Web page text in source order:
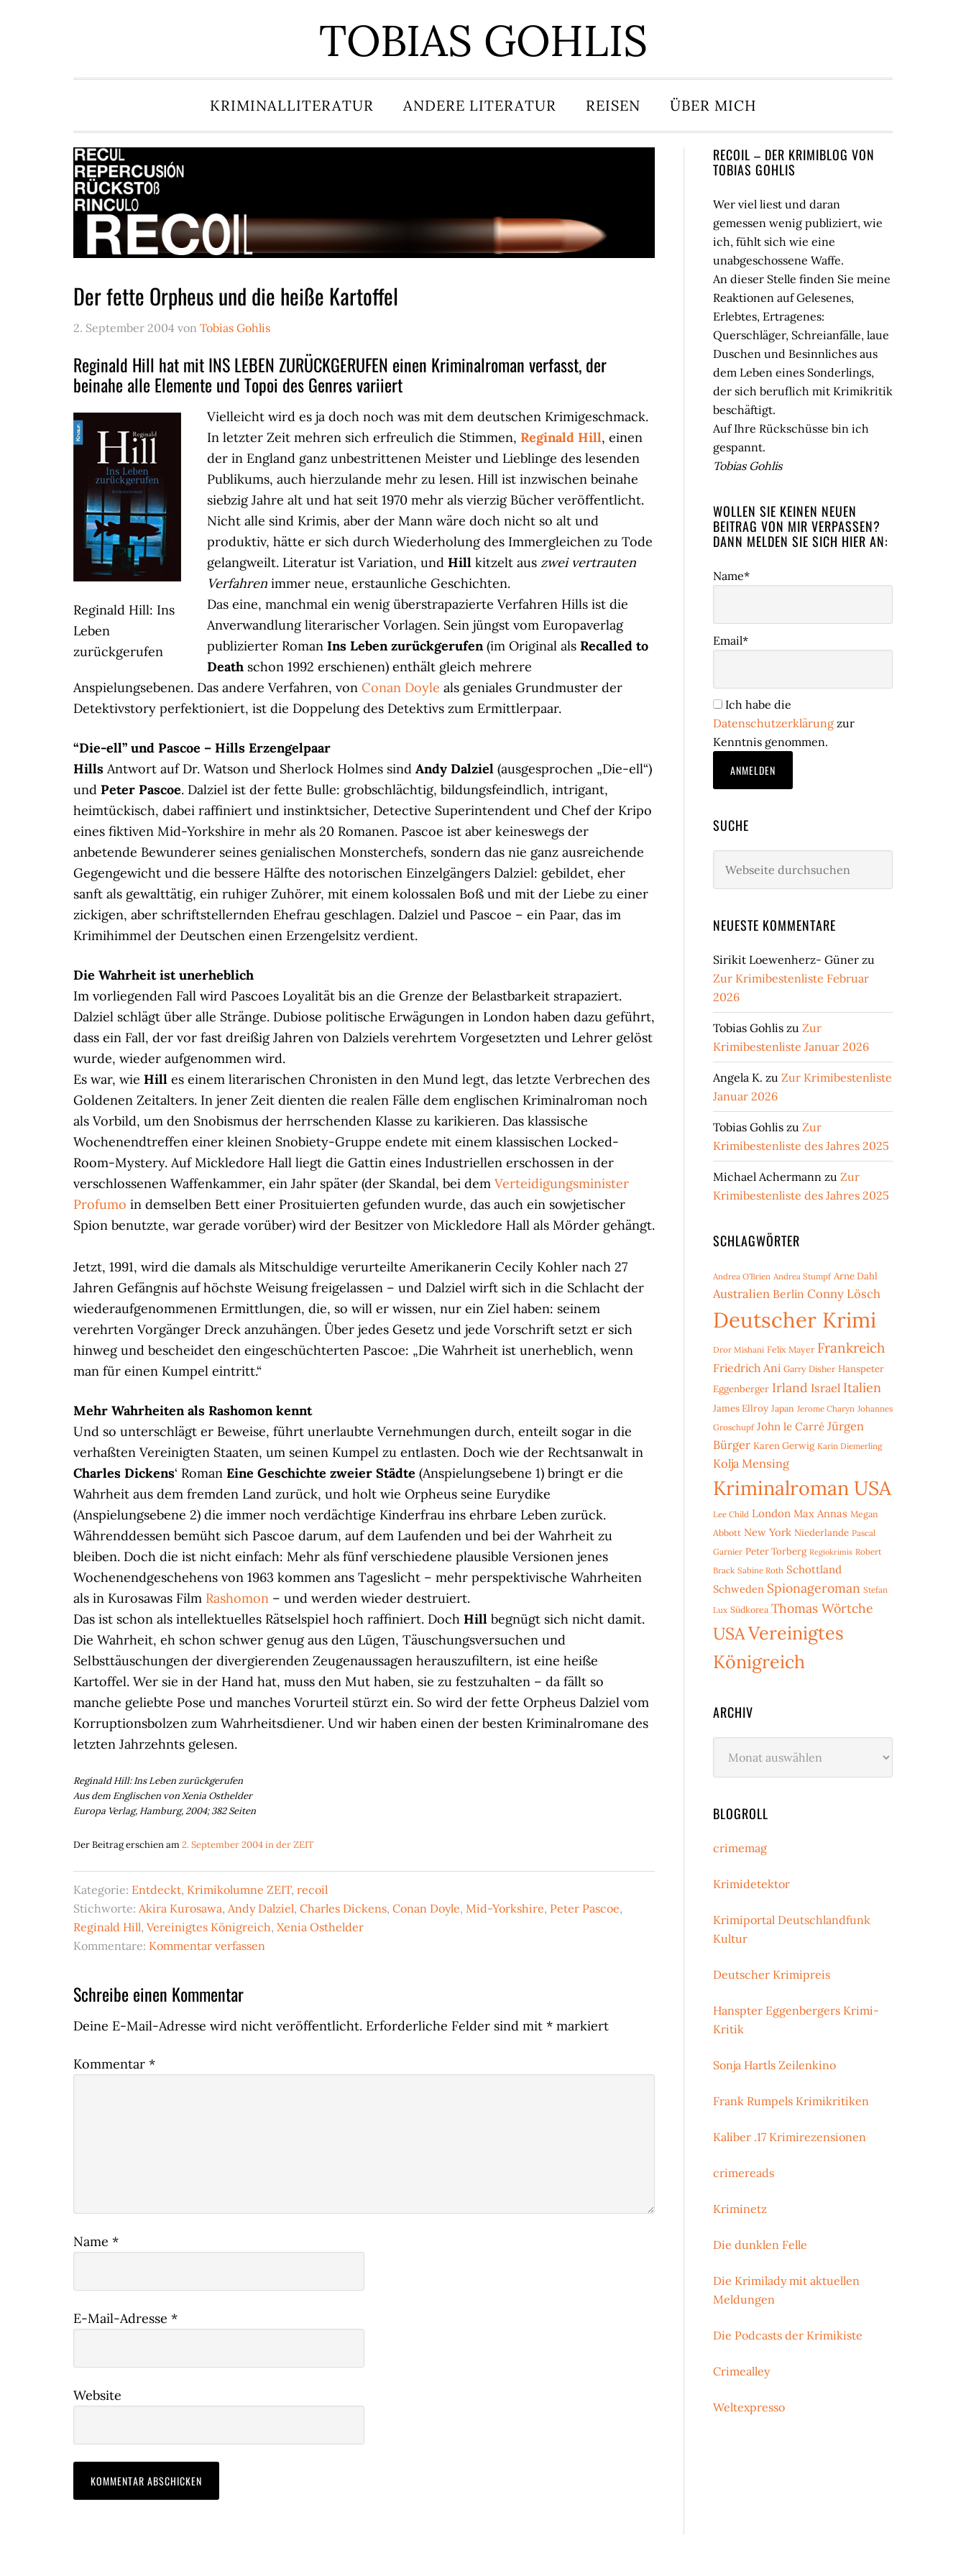
TOBIAS GOHLIS
KRIMINALLITERATUR ANDERE LITERATUR REISEN ÜBER MICH
Der fette Orpheus und die heiße Kartoffel
2. September 2004 von Tobias Gohlis
Reginald Hill hat mit INS LEBEN ZURÜCKGERUFEN einen Kriminalroman verfasst, der
beinahe alle Elemente und Topoi des Genres variiert
Reginald Hill: Ins
Leben
zurückgerufen
Vielleicht wird es ja doch noch was mit dem deutschen Krimigeschmack.
In letzter Zeit mehren sich erfreulich die Stimmen, Reginald Hill, einen
der in England ganz unbestrittenen Meister und Lieblinge des lesenden
Publikums, auch hierzulande mehr zu lesen. Hill ist inzwischen beinahe
siebzig Jahre alt und hat seit 1970 mehr als vierzig Bücher veröffentlicht.
Nicht alle sind Krimis, aber der Mann wäre doch nicht so alt und
produktiv, hätte er sich durch Wiederholung des Immergleichen zu Tode
gelangweilt. Literatur ist Variation, und Hill kitzelt aus zwei vertrauten
Verfahren immer neue, erstaunliche Geschichten.
Das eine, manchmal ein wenig überstrapazierte Verfahren Hills ist die
Anverwandlung literarischer Vorlagen. Sein jüngst vom Europaverlag
publizierter Roman Ins Leben zurückgerufen(im Original als Recalled to
Death schon 1992 erschienen) enthält gleich mehrere
Anspielungsebenen. Das andere Verfahren, von Conan Doyle als geniales Grundmuster der
Detektivstory perfektioniert, ist die Doppelung des Detektivs zum Ermittlerpaar.
“Die-ell” und Pascoe – Hills Erzengelpaar
Hills Antwort auf Dr. Watson und Sherlock Holmes sind Andy Dalziel (ausgesprochen „Die-ell“)
und Peter Pascoe. Dalziel ist der fette Bulle: grobschlächtig, bildungsfeindlich, intrigant,
heimtückisch, dabei raffiniert und instinktsicher, Detective Superintendent und Chef der Kripo
eines fiktiven Mid-Yorkshire in mehr als 20 Romanen. Pascoe ist aber keineswegs der
anbetende Bewunderer seines genialischen Monsterchefs, sondern das nie ganz ausreichende
Gegengewicht und die bessere Hälfte des notorischen Einzelgängers Dalziel: gebildet, eher
sanft als gewalttätig, ein ruhiger Zuhörer, mit einem kolossalen Boß und mit der Liebe zu einer
zickigen, aber schriftstellernden Ehefrau geschlagen. Dalziel und Pascoe – ein Paar, das im
Krimihimmel der Deutschen einen Erzengelsitz verdient.
Die Wahrheit ist unerheblich
Im vorliegenden Fall wird Pascoes Loyalität bis an die Grenze der Belastbarkeit strapaziert.
Dalziel schlägt über alle Stränge. Dubiose politische Erwägungen in London haben dazu geführt,
dass ein Fall, der vor fast dreißig Jahren von Dalziels verehrtem Vorgesetzten und Lehrer gelöst
wurde, wieder aufgenommen wird.
Es war, wie Hill es einem literarischen Chronisten in den Mund legt, das letzte Verbrechen des
Goldenen Zeitalters. In jener Zeit dienten die realen Fälle dem englischen Kriminalroman noch
als Vorbild, um den Snobismus der herrschenden Klasse zu karikieren. Das klassische
Wochenendtreffen einer kleinen Snobiety-Gruppe endete mit einem klassischen Locked-
Room-Mystery. Auf Mickledore Hall liegt die Gattin eines Industriellen erschossen in der
verschlossenen Waffenkammer, ein Jahr später (der Skandal, bei dem Verteidigungsminister
Profumo in demselben Bett einer Prosituierten gefunden wurde, das auch ein sowjetischer
Spion benutzte, war gerade vorüber) wird der Besitzer von Mickledore Hall als Mörder gehängt.
Jetzt, 1991, wird die damals als Mitschuldige verurteilte Amerikanerin Cecily Kohler nach 27
Jahren Gefängnis auf höchste Weisung freigelassen – und Dalziel wirft sich in die Schlacht der
wiederaufgenommenen Ermittlungen, die, so will er wissen, nur ein Ziel haben: seinem
verehrten Vorgänger Dreck anzuhängen. Über jedes Gesetz und jede Vorschrift setzt er sich
hinweg und bescheidet den eingeschüchterten Pascoe: „Die Wahrheit ist unerheblich, wenn
man für einen Kumpel eintritt.“
Mehr Wahrheiten als Rashomon kennt
Und so unterschlägt er Beweise, führt unerlaubte Vernehmungen durch, enteilt sogar in die
verhaßten Vereinigten Staaten, um seinen Kumpel zu entlasten. Doch wie der Rechtsanwalt in
Charles Dickens‘ Roman Eine Geschichte zweier Städte (Anspielungsebene 1) bringt er die
Wahrheit aus dem fremden Land zurück, und holt wie Orpheus seine Eurydike
(Anspielungsebene 2) die immer noch verdächtige Kinderfrau ins ehrbare Leben zurück.
Währenddessen bemüht sich Pascoe darum, auf dem Laufenden und bei der Wahrheit zu
bleiben. Doch die ist nicht einfach: Mehr als fünf verschiedene plausible Versionen jenes
Wochenendgeschehens von 1963 kommen ans Tageslicht – mehr perspektivische Wahrheiten
als in Kurosawas Film Rashomon – und werden wieder destruiert.
Das ist schon als intellektuelles Rätselspiel hoch raffiniert. Doch Hill begnügt sich nicht damit.
Die Wahrheit, eh schon schwer genug aus den Lügen, Täuschungsversuchen und
Selbsttäuschungen der divergierenden Zeugenaussagen herauszufiltern, ist eine heiße
Kartoffel. Wer sie in der Hand hat, muss den Mut haben, sie zu festzuhalten – da fällt so
manche geliebte Pose und manches Vorurteil stürzt ein. So wird der fette Orpheus Dalziel vom
Korruptionsbolzen zum Wahrheitsdiener. Und wir haben einen der besten Kriminalromane des
letzten Jahrzehnts gelesen.
Reginald Hill: Ins Leben zurückgerufen
Aus dem Englischen von Xenia Osthelder
Europa Verlag, Hamburg, 2004; 382 Seiten
Der Beitrag erschien am2. September 2004 in der ZEIT
Kategorie: Entdeckt, Krimikolumne ZEIT, recoil
Stichworte: Akira Kurosawa, Andy Dalziel, Charles Dickens, Conan Doyle, Mid-Yorkshire, Peter Pascoe,
Reginald Hill, Vereinigtes Königreich, Xenia Osthelder
Kommentare: Kommentar verfassen
Leser-
Interaktionen
Schreibe einen Kommentar
Deine E-Mail-Adresse wird nicht veröffentlicht. Erforderliche Felder sind mit * markiert
Kommentar *
Name *
E-Mail-Adresse *
Website
Seitenspalte
RECOIL – DER KRIMIBLOG VON
TOBIAS GOHLIS
Wer viel liest und daran
gemessen wenig publiziert, wie
ich, fühlt sich wie eine
unabgeschossene Waffe.
An dieser Stelle finden Sie meine
Reaktionen auf Gelesenes,
Erlebtes, Ertragenes:
Querschläger, Schreianfälle, laue
Duschen und Besinnliches aus
dem Leben eines Sonderlings,
der sich beruflich mit Krimikritik
beschäftigt.
Auf Ihre Rückschüsse bin ich
gespannt.
Tobias Gohlis
WOLLEN SIE KEINEN NEUEN
BEITRAG VON MIR VERPASSEN?
DANN MELDEN SIE SICH HIER AN:
Name*
Email*
Ich habe die
Datenschutzerklärung zur
Kenntnis genommen.
SUCHE
durchsuchen
NEUESTE KOMMENTARE
Sirikit Loewenherz- Güner zu
Zur Krimibestenliste Februar
2026
Tobias Gohlis zu Zur
Krimibestenliste Januar 2026
Angela K. zu Zur Krimibestenliste
Januar 2026
Tobias Gohlis zu Zur
Krimibestenliste des Jahres 2025
Michael Achermann zu Zur
Krimibestenliste des Jahres 2025
SCHLAGWÖRTER
Andrea O'Brien Andrea Stumpf Arne Dahl
Australien Berlin Conny Lösch
Deutscher Krimi
Dror Mishani Felix Mayer Frankreich
Friedrich Ani Garry Disher Hanspeter
Eggenberger Irland Israel Italien
James Ellroy Japan Jerome Charyn Johannes
Groschupf John le Carré Jürgen
Bürger Karen Gerwig Karin Diemerling
Kolja Mensing
Kriminalroman USA
Lee Child London Max Annas Megan
Abbott New York Niederlande Pascal
Garnier Peter Torberg Regiokrimis Robert
Brack Sabine Roth Schottland
Schweden Spionageroman Stefan
Lux Südkorea Thomas Wörtche
USAVereinigtes
Königreich
ARCHIV
BLOGROLL
crimemag
Krimidetektor
Krimiportal Deutschlandfunk
Kultur
Deutscher Krimipreis
Hanspter Eggenbergers Krimi-
Kritik
Sonja Hartls Zeilenkino
Frank Rumpels Krimikritiken
Kaliber .17 Krimirezensionen
crimereads
Kriminetz
Die dunklen Felle
Die Krimilady mit aktuellen
Meldungen
Die Podcasts der Krimikiste
Crimealley
Weltexpresso